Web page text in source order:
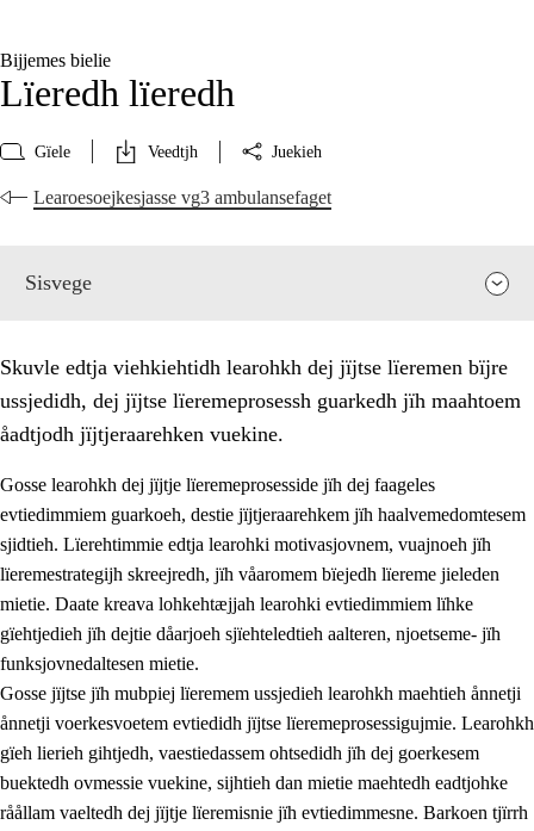
Bijjemes bielie
Lïeredh lïeredh
Gïele Veedtjh Juekieh
Learoesoejkesjasse vg3 ambulansefaget
Sisvege
2.1 Sosijaale lïereme jïh evtiedimmie
Maahtoe faagine
2.3 Vihkeles tjiehpiesvoeth
Skuvle edtja viehkiehtidh learohkh dej jïjtse lïeremen bïjre
ussjedidh, dej jïjtse lïeremeprosessh guarkedh jïh maahtoem
åadtjodh jïjtjeraarehken vuekine.
Gosse learohkh dej jïjtje lïeremeprosesside jïh dej faageles
evtiedimmiem guarkoeh, destie jïjtjeraarehkem jïh haalvemedomtesem
sjidtieh. Lïerehtimmie edtja learohki motivasjovnem, vuajnoeh jïh
lïeremestrategijh skreejredh, jïh våaromem bïejedh lïereme jieleden
mietie. Daate kreava lohkehtæjjah learohki evtiedimmiem lïhke
gïehtjedieh jïh dejtie dåarjoeh sjïehteledtieh aalteren, njoetseme- jïh
funksjovnedaltesen mietie.
Gosse jïjtse jïh mubpiej lïeremem ussjedieh learohkh maehtieh ånnetji
ånnetji voerkesvoetem evtiedidh jïjtse lïeremeprosessigujmie. Learohkh
gïeh lierieh gihtjedh, vaestiedassem ohtsedidh jïh dej goerkesem
buektedh ovmessie vuekine, sijhtieh dan mietie maehtedh eadtjohke
råållam vaeltedh dej jïjtje lïeremisnie jïh evtiedimmesne. Barkoen tjïrrh